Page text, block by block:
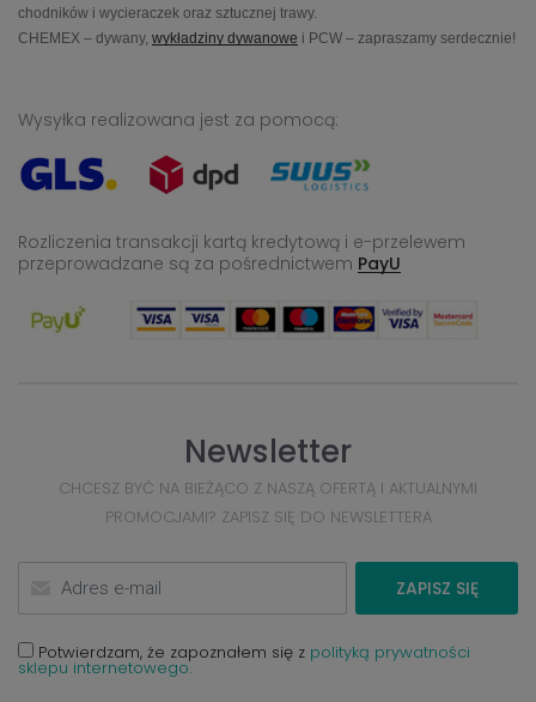
chodników i wycieraczek oraz sztucznej trawy.
CHEMEX – dywany, wykładziny dywanowe i PCW – zapraszamy serdecznie!
Wysyłka realizowana jest za pomocą:
Rozliczenia transakcji kartą kredytową i e-przelewem
przeprowadzane są za pośrednictwem PayU
Newsletter
CHCESZ BYĆ NA BIEŻĄCO Z NASZĄ OFERTĄ I AKTUALNYMI
PROMOCJAMI? ZAPISZ SIĘ DO NEWSLETTERA
ZAPISZ SIĘ
Potwierdzam, że zapoznałem się z polityką prywatności
sklepu internetowego.